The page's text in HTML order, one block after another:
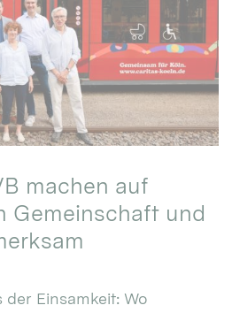
machen auf
Gemeinschaft und
Einsamkeit: Wo